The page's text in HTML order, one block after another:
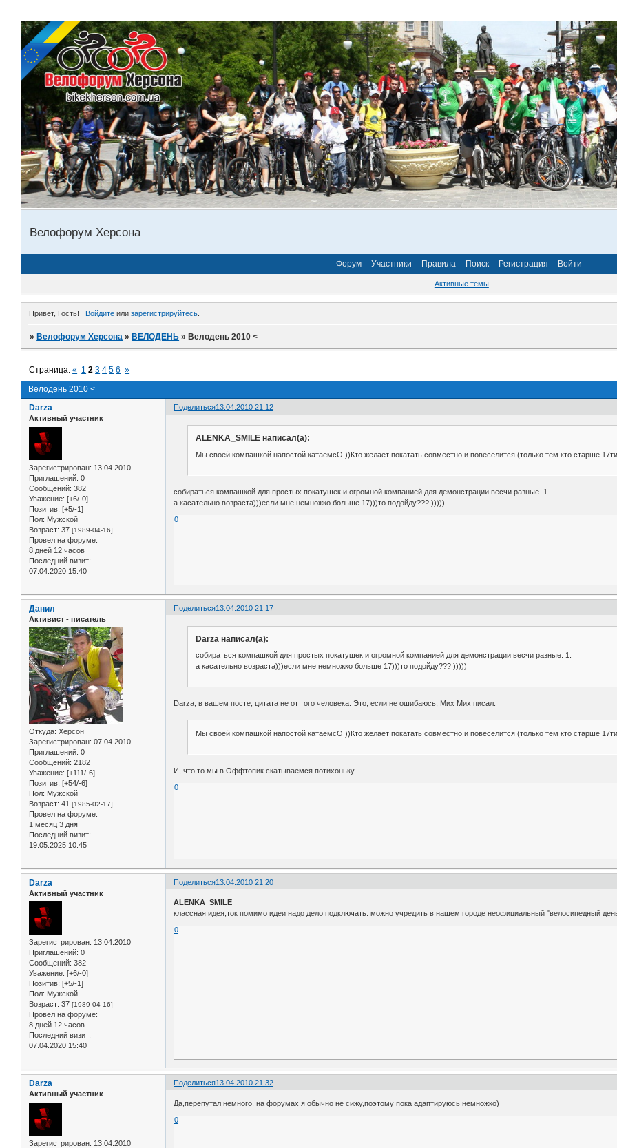
Велофорум Херсона
Форум Участники Правила Поиск Регистрация Войти
Активные темы
Привет, Гость! Войдитеили зарегистрируйтесь.
» Велофорум Херсона » ВЕЛОДЕНЬ » Велодень 2010 <
Велодень 2010 <
Страница:« 1 2 3 4 5 6 »
Поделиться13.04.2010 21:12
Darza
Активный участник
Зарегистрирован: 13.04.2010
Приглашений: 0
Сообщений: 382
Уважение: [+6/-0]
Позитив: [+5/-1]
Пол: Мужской
Возраст: 37 [1989-04-16]
Провел на форуме:
8 дней 12 часов
Последний визит:
07.04.2020 15:40
ALENKA_SMILE написал(а):
Мы своей компашкой напостой катаемсО ))Кто желает покатать совместно и повеселится (только тем кто старше
собираться компашкой для простых покатушек и огромной компанией для демонстрации весчи разные. 1.
а касательно возраста)))если мне немножко больше 17)))то подойду??? )))))
0
Поделиться13.04.2010 21:17
Данил
Активист - писатель
Откуда: Херсон
Зарегистрирован: 07.04.2010
Приглашений: 0
Сообщений: 2182
Уважение: [+111/-6]
Позитив: [+54/-6]
Пол: Мужской
Возраст: 41 [1985-02-17]
Провел на форуме:
1 месяц 3 дня
Последний визит:
19.05.2025 10:45
Darza написал(а):
собираться компашкой для простых покатушек и огромной компанией для демонстрации весчи разные. 1.
а касательно возраста)))если мне немножко больше 17)))то подойду??? )))))
Darza, в вашем посте, цитата не от того человека. Это, если не ошибаюсь, Мих Мих писал:
Мы своей компашкой напостой катаемсО ))Кто желает покатать совместно и повеселится (только тем кто старше
И, что то мы в Оффтопик скатываемся потихоньку
0
Поделиться13.04.2010 21:20
Darza
Активный участник
Зарегистрирован: 13.04.2010
Приглашений: 0
Сообщений: 382
Уважение: [+6/-0]
Позитив: [+5/-1]
Пол: Мужской
Возраст: 37 [1989-04-16]
Провел на форуме:
8 дней 12 часов
Последний визит:
07.04.2020 15:40
ALENKA_SMILE
классная идея,ток помимо идеи надо дело подключать. можно учредить в нашем городе неофициальный "велосипедный
0
Поделиться13.04.2010 21:32
Darza
Активный участник
Зарегистрирован: 13.04.2010
Да,перепутал немного. на форумах я обычно не сижу,поэтому пока адаптируюсь немножко)
0